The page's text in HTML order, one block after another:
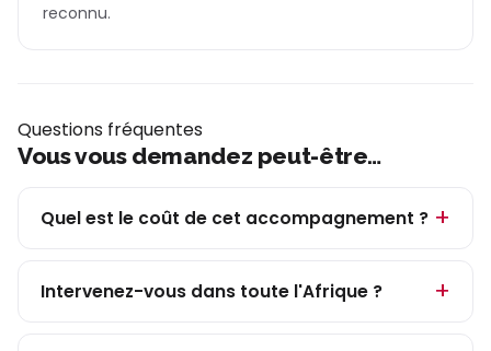
reconnu.
Questions fréquentes
Vous vous demandez peut-être…
Quel est le coût de cet accompagnement ?
Intervenez-vous dans toute l'Afrique ?